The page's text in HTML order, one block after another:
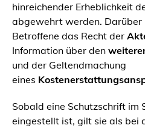
hinreichender Erheblichkeit
abgewehrt werden. Darüber
Betroffene das Recht der
Information über den
und der Geltendmachung
eines
Sobald eine Schutzschrift im
eingestellt ist, gilt sie als bei